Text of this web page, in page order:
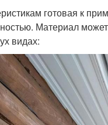
готовая к
Материал
видах: